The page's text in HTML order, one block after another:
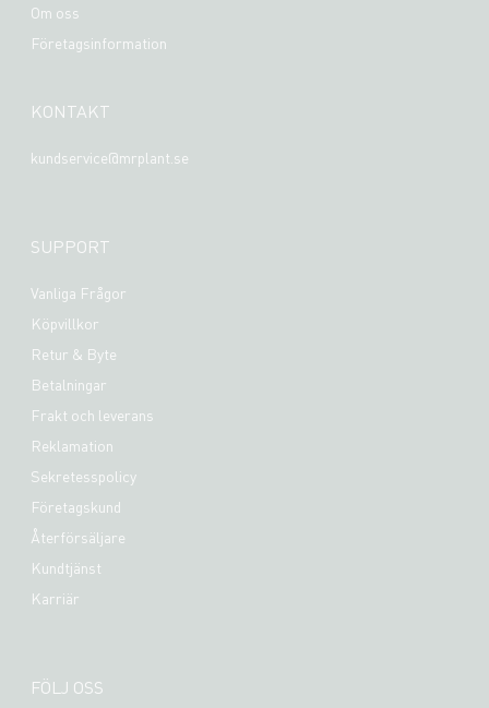
Om oss
Företagsinformation
KONTAKT
kundservice@mrplant.se
SUPPORT
Vanliga Frågor
Köpvillkor
Retur & Byte
Betalningar
Frakt och leverans
Reklamation
Sekretesspolicy
Företagskund
Återförsäljare
Kundtjänst
Karriär
FÖLJ OSS